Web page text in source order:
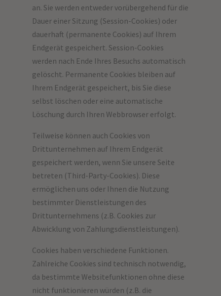
an. Sie werden entweder vorübergehend für die
Dauer einer Sitzung (Session-Cookies) oder
dauerhaft (permanente Cookies) auf Ihrem
Endgerät gespeichert. Session-Cookies
werden nach Ende Ihres Besuchs automatisch
gelöscht. Permanente Cookies bleiben auf
Ihrem Endgerät gespeichert, bis Sie diese
selbst löschen oder eine automatische
Löschung durch Ihren Webbrowser erfolgt.
Teilweise können auch Cookies von
Drittunternehmen auf Ihrem Endgerät
gespeichert werden, wenn Sie unsere Seite
betreten (Third-Party-Cookies). Diese
ermöglichen uns oder Ihnen die Nutzung
bestimmter Dienstleistungen des
Drittunternehmens (z.B. Cookies zur
Abwicklung von Zahlungsdienstleistungen).
Cookies haben verschiedene Funktionen.
Zahlreiche Cookies sind technisch notwendig,
da bestimmte Websitefunktionen ohne diese
nicht funktionieren würden (z.B. die